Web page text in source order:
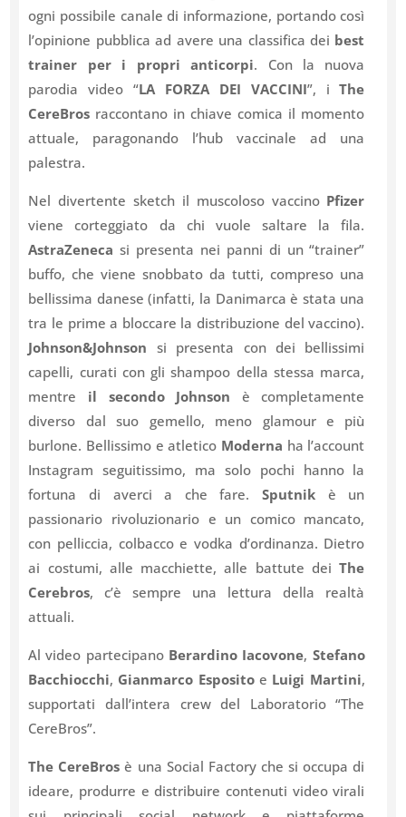
ogni possibile canale di informazione, portando così
l’opinione pubblica ad avere una classifica dei best
trainer per i propri anticorpi. Con la nuova
parodia video “LA FORZA DEI VACCINI”, iThe
CereBros raccontano in chiave comica il momento
attuale, paragonando l’hub vaccinale ad una
palestra.
Nel divertente sketch il muscoloso vaccino Pfizer
viene corteggiato da chi vuole saltare la fila.
AstraZeneca si presenta nei panni di un “trainer”
buffo, che viene snobbato da tutti, compreso una
bellissima danese (infatti, la Danimarca è stata una
tra le prime a bloccare la distribuzione del vaccino).
Johnson&Johnson si presenta con dei bellissimi
capelli, curati con gli shampoo della stessa marca,
mentre il secondo Johnson è completamente
diverso dal suo gemello, meno glamour e più
burlone. Bellissimo e atletico Moderna ha l’account
Instagram seguitissimo, ma solo pochi hanno la
fortuna di averci a che fare.Sputnik è un
passionario rivoluzionario e un comico mancato,
con pelliccia, colbacco e vodka d’ordinanza. Dietro
ai costumi, alle macchiette, alle battute deiThe
Cerebros, c’è sempre una lettura della realtà
attuali.
Al video partecipano Berardino Iacovone, Stefano
Bacchiocchi, Gianmarco Espositoe Luigi Martini,
supportati dall’intera crew del Laboratorio “The
CereBros”.
The CereBros è una Social Factory che si occupa di
ideare, produrre e distribuire contenuti video virali